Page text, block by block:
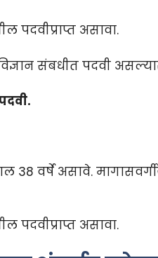
पदवीप्राप्त असावा.
संबधीत पदवी
38 वर्षे असावे.
पदवीप्राप्त असावा.